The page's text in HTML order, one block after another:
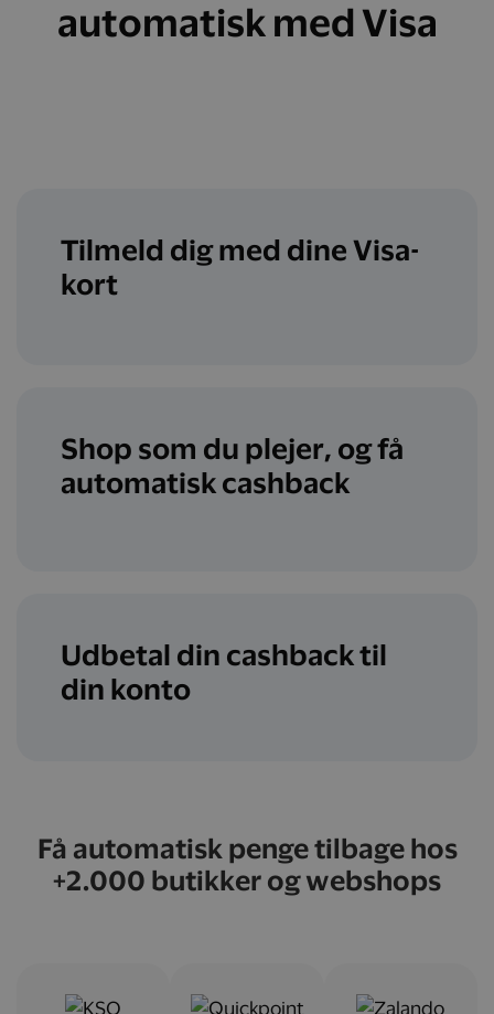
automatisk med Visa
Tilmeld dig med dine Visa-
kort
Shop som du plejer, og få
automatisk cashback
Udbetal din cashback til
din konto
Få automatisk penge tilbage hos
+2.000 butikker og webshops